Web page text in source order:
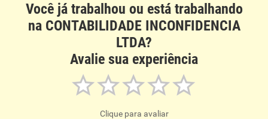
Benefícios
Recomenda esta empresa
Você já trabalhou ou está trabalhando
na CONTABILIDADE INCONFIDENCIA
LTDA?
Avalie sua experiência
Clique para avaliar